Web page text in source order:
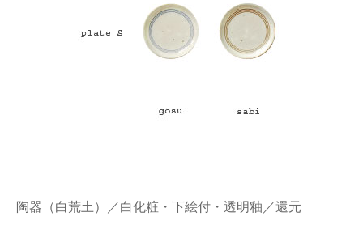
陶器（白荒土）／白化粧・下絵付・透明釉／還元